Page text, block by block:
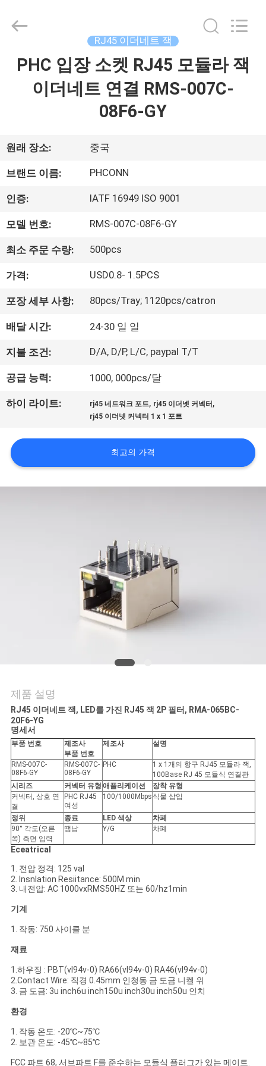
우
리
에
대
하
공
장
여
행
품
질
관
VR
SHOW
사
이
트
맵
PRIVACY
POLICY
Dongguan
Penghui
Rights
RJ45 이더네트 잭
PHC 입장 소켓 RJ45 모듈라 잭
이더네트 연결 RMS-007C-
08F6-GY
원래 장소: 중국
브랜드 이름: PHCONN
인증: IATF 16949 ISO 9001
모델 번호: RMS-007C-08F6-GY
최소 주문 수량: 500pcs
가격: USD0.8- 1.5PCS
포장 세부 사항: 80pcs/Tray; 1120pcs/catron
배달 시간: 24-30 일 일
지불 조건: D/A, D/P, L/C, paypal T/T
공급 능력: 1000, 000pcs/달
하이 라이트: rj45 네트워크 포트, rj45 이더넷 커넥터 ,
rj45 이더넷 커넥터 1 x 1 포트
최고의 가격
제품 설명
RJ45 이더네트 잭, LED를 가진 RJ45 잭 2P 필터, RMA-065BC-
20F6-YG
명세서
부품 번호
제조사
부품 번호
제조사 설명
RMS-007C-
08F6-GY
RMS-007C-
08F6-GY
PHC
1 x 1개의 항구 RJ45 모듈라 잭,
100Base RJ 45 모듈식 연결관
시리즈
커넥터 유형 애플리케이션
장착 유형
커넥터, 상호 연
결
PHC RJ45
여성
100/1000Mbps 식물 삽입
정위 종료 LED 색상
차폐
90° 각도(오른
쪽) 측면 입력
땜납 Y/G 차폐
Eceatrical
1. 전압 정격: 125 val
2. Insnlation Resiitance: 500M min
3. 내전압: AC 1000vxRMS50HZ 또는 60/hz1min
기계
1. 작동: 750 사이클 분
재료
1.하우징 : PBT(vl94v-0) RA66(vl94v-0) RA46(vl94v-0)
2.Contact Wire: 직경 0.45mm 인청동 금 도금 니켈 위
3. 금 도금: 3u inch6u inch150u inch30u inch50u 인치
환경
1. 작동 온도: -20℃~75℃
2. 보관 온도: -45℃~85℃
FCC 파트 68, 서브파트 F를 준수하는 모듈식 플러그가 있는 메이트.